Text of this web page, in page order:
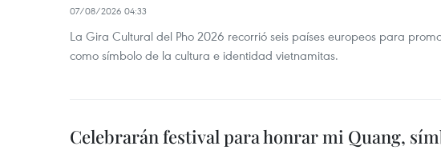
07/08/2026 04:33
La Gira Cultural del Pho 2026 recorrió seis países europeos para
como símbolo de la cultura e identidad vietnamitas.
Celebrarán festival para honrar mi Quang,